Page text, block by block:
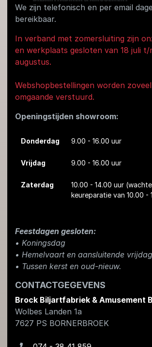
We zijn telefonisch en per email
bereikbaar.
In verband met zomersluiting zijn
en werkplaats gesloten van 18 juli t/
augustus.
Webshopbestellingen worden
omgaande verstuurd.
Openingstijden showroom:
Donderdag 9.00 - 16.00 uur
Vrijdag 9.00 - 16.00 uur
Zaterdag 10.00 - 14.00 uur
keureparatie van 10.00 -
Feestdagen gesloten:
• Koningsdag
​• Hemelvaart en aansluitende
• Tussen kerst en oud-nieuw.
CONTACTGEGEVENS
Brock Biljartfabriek & Amusement
Wolbes Landen 1a
7627 PS BORNERBROEK